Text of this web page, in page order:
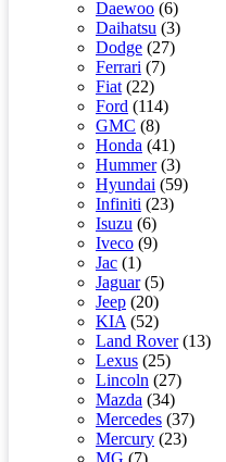
Daewoo (6)
Daihatsu (3)
Dodge (27)
Ferrari (7)
Fiat (22)
Ford (114)
GMC (8)
Honda (41)
Hummer(3)
Hyundai (59)
Infiniti (23)
Isuzu (6)
Iveco (9)
Jac (1)
Jaguar(5)
Jeep (20)
KIA (52)
Land Rover(13)
Lexus (25)
Lincoln (27)
Mazda (34)
Mercedes (37)
Mercury (23)
MG (7)